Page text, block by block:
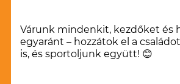
Várunk mindenkit, kezdőket és
egyaránt – hozzátok el a
is, és sportoljunk együtt! 😊